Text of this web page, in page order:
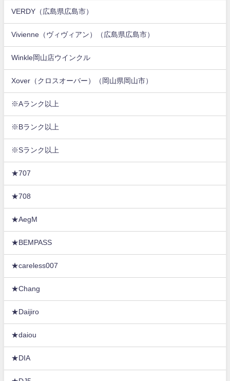
VERDY（広島県広島市）
Vivienne（ヴィヴィアン）（広島県広島市）
Winkle岡山店ウインクル
Xover（クロスオーバー）（岡山県岡山市）
※Aランク以上
※Bランク以上
※Sランク以上
★707
★708
★AegM
★BEMPASS
★careless007
★Chang
★Daijiro
★daiou
★DIA